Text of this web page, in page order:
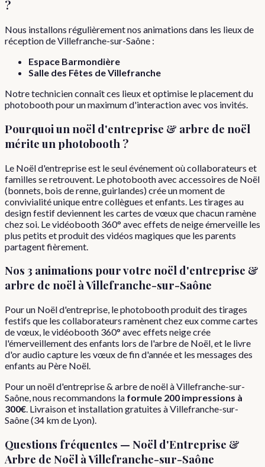
?
Nous installons régulièrement nos animations dans les lieux de
réception deVillefranche-sur-Saône :
Espace Barmondière
Salle des Fêtes de Villefranche
Notre technicien connaît ces lieux et optimise le placement du
photobooth pour un maximum d'interaction avec vos invités.
Pourquoi un noël d'entreprise & arbre de noël
mérite un photobooth ?
Le Noël d'entreprise est le seul événement où collaborateurs et
familles se retrouvent. Le photobooth avec accessoires de Noël
(bonnets, bois de renne, guirlandes) crée un moment de
convivialité unique entre collègues et enfants. Les tirages au
design festif deviennent les cartes de vœux que chacun ramène
chez soi. Le vidéobooth 360° avec effets de neige émerveille les
plus petits et produit des vidéos magiques que les parents
partagent fièrement.
Nos 3 animations pour votre noël d'entreprise &
arbre de noël àVillefranche-sur-Saône
Pour un Noël d'entreprise, le photobooth produit des tirages
festifs que les collaborateurs ramènent chez eux comme cartes
de vœux, le vidéobooth 360° avec effets neige crée
l'émerveillement des enfants lors de l'arbre de Noël, et le livre
d'or audio capture les vœux de fin d'année et les messages des
enfants au Père Noël.
Pourunnoël d'entreprise & arbre de noëlàVillefranche-sur-
Saône, nous recommandons la formule 200 impressions à
300€. Livraison et installation gratuites àVillefranche-sur-
Saône(34 km de Lyon).
Questions fréquentes — Noël d'Entreprise &
Arbre de Noël àVillefranche-sur-Saône